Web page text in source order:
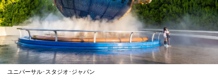
ユニバーサル･スタジオ･ジャパン